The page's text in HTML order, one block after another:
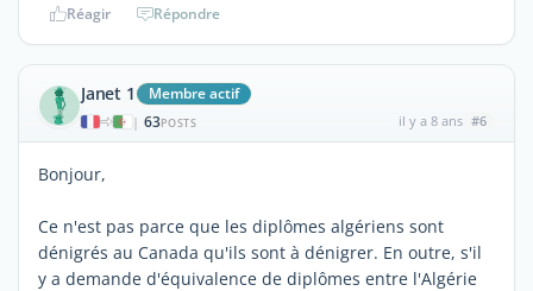
Réagir Répondre
Janet 1 Membre actif
| 63POSTS il y a 8 ans #6
Bonjour,
Ce n'est pas parce que les diplômes algériens sont
dénigrés au Canada qu'ils sont à dénigrer. En outre, s'il
y a demande d'équivalence de diplômes entre l'Algérie